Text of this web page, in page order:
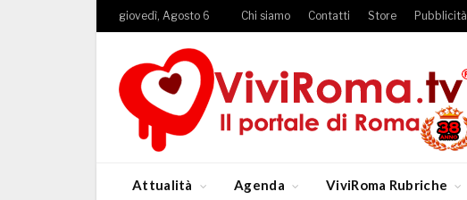
giovedì, Agosto 6 Chi siamo Contatti Store Pubblicità
Attualità Agenda ViviRoma Rubriche